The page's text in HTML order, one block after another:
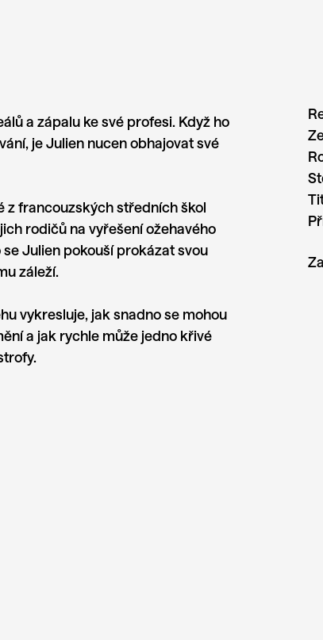
a zápalu ke své profesi. Když ho
je Julien nucen obhajovat své
z francouzských středních škol
rodičů na vyřešení ožehavého
Julien pokouší prokázat svou
záleží.
vykresluje, jak snadno se mohou
a jak rychle může jedno křivé